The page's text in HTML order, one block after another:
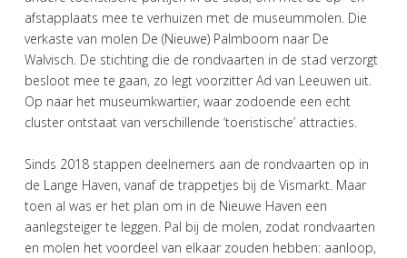
afstapplaats mee te verhuizen met de museummolen. Die
verkaste van molen De (Nieuwe) Palmboom naar De
Walvisch. De stichting die de rondvaarten in de stad verzorgt
besloot mee te gaan, zo legt voorzitter Ad van Leeuwen uit.
Op naar het museumkwartier, waar zodoende een echt
cluster ontstaat van verschillende ‘toeristische’ attracties.
Sinds 2018 stappen deelnemers aan de rondvaarten op in
de Lange Haven, vanaf de trappetjes bij de Vismarkt. Maar
toen al was er het plan om in de Nieuwe Haven een
aanlegsteiger te leggen. Pal bij de molen, zodat rondvaarten
en molen het voordeel van elkaar zouden hebben: aanloop,